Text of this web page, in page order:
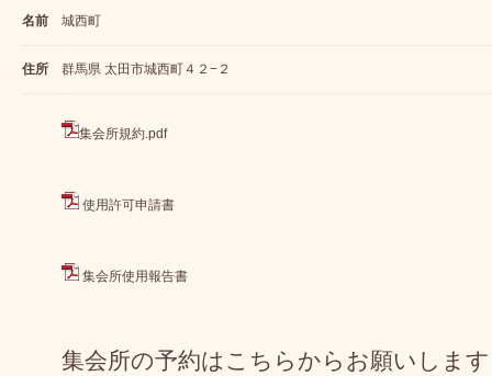
名前 城西町
住所 群馬県 太田市城西町４２−２
集会所規約.pdf
使用許可申請書
集会所使用報告書
集会所の予約はこちらからお願いします